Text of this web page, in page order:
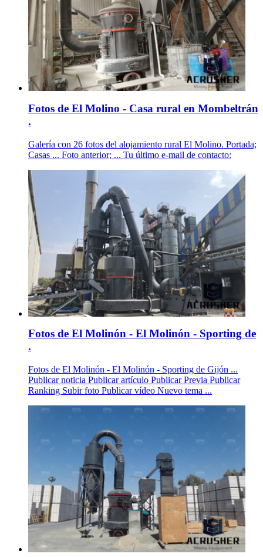
Fotos de El Molino - Casa rural en Mombeltrán
.
Galería con 26 fotos del alojamiento rural El Molino. Portada;
Casas ... Foto anterior; ... Tu último e-mail de contacto:
Fotos de El Molinón - El Molinón - Sporting de
.
Fotos de El Molinón - El Molinón - Sporting de Gijón ...
Publicar noticia Publicar artículo Publicar Previa Publicar
Ranking Subir foto Publicar vídeo Nuevo tema ...